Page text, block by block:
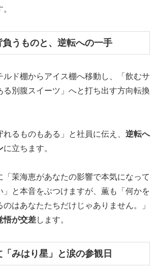
うものと、逆転への一手
ルド棚からアイス棚へ移動し、「飲むサ
る別腹スイーツ」へと打ち出す方向転換
れるものもある」と社員に伝え、 逆転へ
に立ちます。
「茉海恵があなたの影響で本気になって
」と本音をぶつけますが、薫も「何かを
はあなたたちだけじゃありません。」
悟が交差します。
みはり星」と涙の参観日